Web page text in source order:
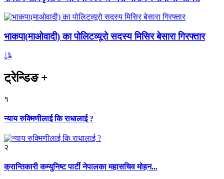
भाकपा(माओवादी) का पोलिटव्यूरो सदस्य मिसिर बेसारा गिरफ्तार
ट्रेन्डिङ+
१
न्याय रुक्मिणीलाई कि राधालाई ?
२
क्रान्तिकारी कम्युनिष्ट पार्टी नेपालका महासचिव मोहन...